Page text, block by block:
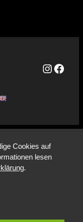
Cookies auf
lesen
.